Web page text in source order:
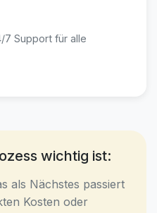
7 Support für alle
wichtig ist:
als Nächstes passiert
Kosten oder